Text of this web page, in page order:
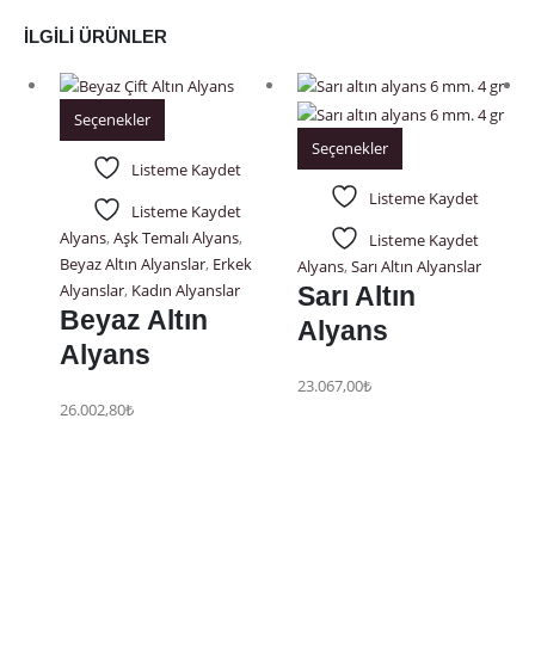
İLGILI ÜRÜNLER
Seçenekler
Listeme Kaydet
Listeme Kaydet
Alyans,Aşk Temalı Alyans,
Beyaz Altın Alyanslar, Erkek
Alyanslar, Kadın Alyanslar
Beyaz Altın
Alyans
26.002,80₺
Seçenekler
Listeme Kaydet
Listeme Kaydet
Alyans,Sarı Altın Alyanslar
Sarı Altın
Alyans
23.067,00₺